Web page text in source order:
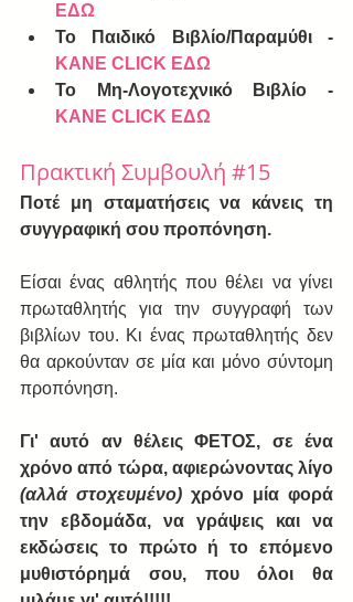
ΕΔΩ
ΚΑΝΕ CLICK ΕΔΩ
ΚΑΝΕ CLICK ΕΔΩ
Πρακτική Συμβουλή #15
Ποτέ μη σταματήσεις να κάνεις τη
συγγραφική σου προπόνηση.
Είσαι ένας αθλητής που θέλει να γίνει
πρωταθλητής για την συγγραφή των
βιβλίων του. Κι ένας πρωταθλητής δεν
θα αρκούνταν σε μία και μόνο σύντομη
προπόνηση.
Γι' αυτό αν θέλεις ΦΕΤΟΣ, σε ένα
(αλλά στοχευμένο) χρόνο μία φορά
την εβδομάδα, να γράψεις και να
εκδώσεις το πρώτο ή το επόμενο
μυθιστόρημά σου, που όλοι θα